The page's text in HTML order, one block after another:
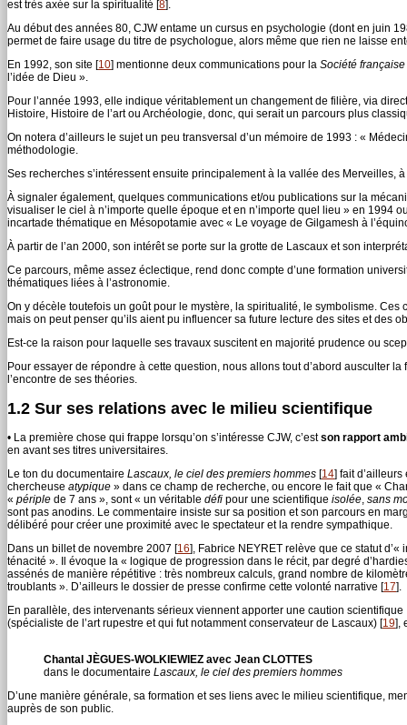
est très axée sur la spiritualité [8]
Au début des années 80, CJW entame un cursus en psychologie (dont en juin
permet de faire usage du titre de psychologue, alors même que rien ne laisse
En 1992, son site [10] mentionne deux communications pour la Société
l’idée de Dieu ».
Pour l’année 1993, elle indique véritablement un changement de filière, via
Histoire, Histoire de l’art ou Archéologie, donc, qui serait un parcours plus
On notera d’ailleurs le sujet un peu transversal d’un mémoire de 1993 : «
méthodologie.
Ses recherches s’intéressent ensuite principalement à la vallée des
À signaler également, quelques communications et/ou publications sur la
visualiser le ciel à n’importe quelle époque et en n’importe quel lieu » en 1994
incartade thématique en Mésopotamie avec « Le voyage de Gilgamesh à
À partir de l’an 2000, son intérêt se porte sur la grotte de Lascaux et son
Ce parcours, même assez éclectique, rend donc compte d’une formation
thématiques liées à l’astronomie.
On y décèle toutefois un goût pour le mystère, la spiritualité, le symbolisme.
mais on peut penser qu’ils aient pu influencer sa future lecture des sites et des
Est-ce la raison pour laquelle ses travaux suscitent en majorité prudence ou
Pour essayer de répondre à cette question, nous allons tout d’abord ausculter
l’encontre de ses théories.
1.2 Sur ses relations avec le milieu scientifique
• La première chose qui frappe lorsqu’on s’intéresse CJW, c’estson rapport
en avant ses titres universitaires.
Le ton du documentaire Lascaux, le ciel des premiers hommes [14] fait
chercheuse atypique » dans ce champ de recherche, ou encore le fait que «
« périple de 7 ans », sont « un véritable défi pour une scientifique isolée, sans
sont pas anodins. Le commentaire insiste sur sa position et son parcours en
délibéré pour créer une proximité avec le spectateur et la rendre sympathique.
Dans un billet de novembre 2007 [16], Fabrice NEYRET relève que ce statut
ténacité ». Il évoque la « logique de progression dans le récit, par degré
assénés de manière répétitive : très nombreux calculs, grand nombre de
troublants ». D’ailleurs le dossier de presse confirme cette volonté narrative [17].
En parallèle, des intervenants sérieux viennent apporter une caution
(spécialiste de l’art rupestre et qui fut notamment conservateur de Lascaux) [19],
Chantal JÈGUES-WOLKIEWIEZ avec Jean CLOTTES
dans le documentaire Lascaux, le ciel des premiers hommes
D’une manière générale, sa formation et ses liens avec le milieu scientifique,
auprès de son public.